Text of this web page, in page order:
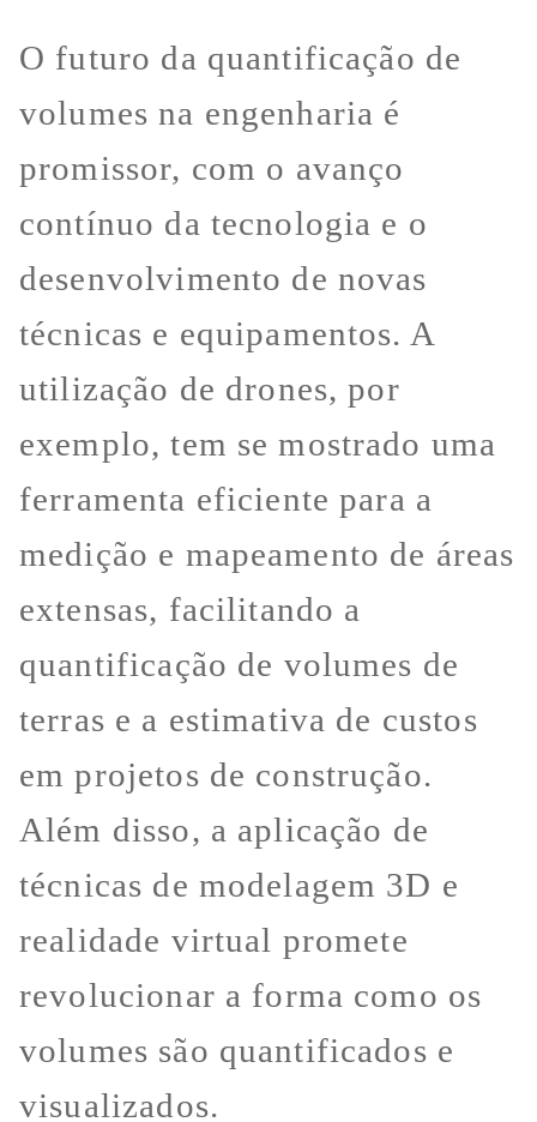
O futuro da quantificação de
volumes na engenharia é
promissor, com o avanço
contínuo da tecnologia e o
desenvolvimento de novas
técnicas e equipamentos. A
utilização de drones, por
exemplo, tem se mostrado uma
ferramenta eficiente para a
medição e mapeamento de áreas
extensas, facilitando a
quantificação de volumes de
terras e a estimativa de custos
em projetos de construção.
Além disso, a aplicação de
técnicas de modelagem 3D e
realidade virtual promete
revolucionar a forma como os
volumes são quantificados e
visualizados.